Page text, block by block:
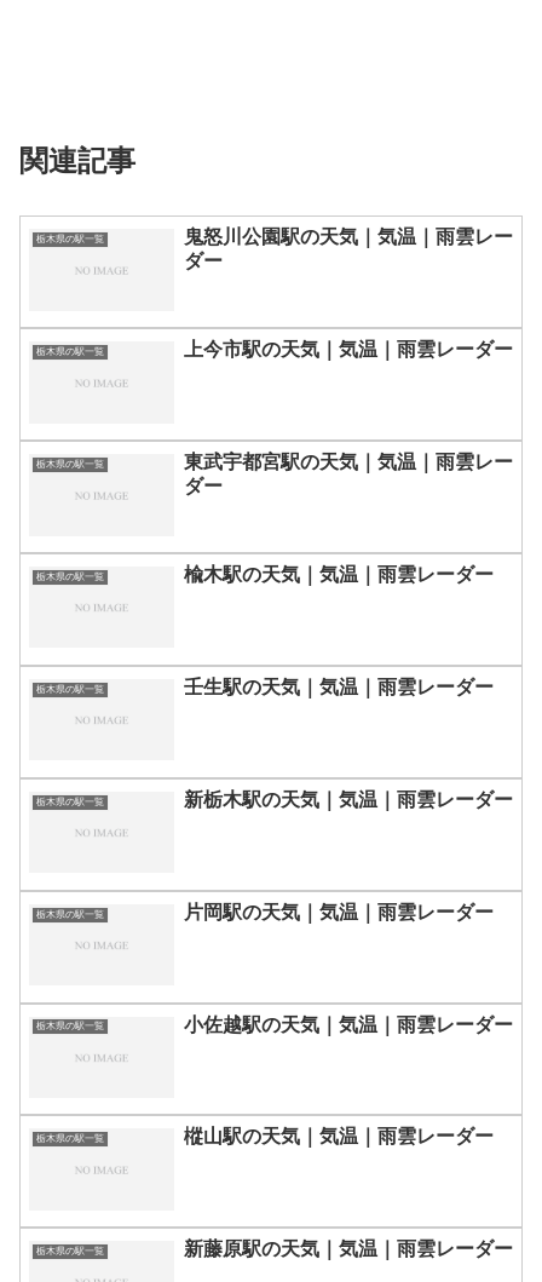
関連記事
栃木県の駅一覧
鬼怒川公園駅の天気｜気温｜雨雲レー
ダー
栃木県の駅一覧 上今市駅の天気｜気温｜雨雲レーダー
栃木県の駅一覧
東武宇都宮駅の天気｜気温｜雨雲レー
ダー
栃木県の駅一覧 楡木駅の天気｜気温｜雨雲レーダー
栃木県の駅一覧 壬生駅の天気｜気温｜雨雲レーダー
栃木県の駅一覧 新栃木駅の天気｜気温｜雨雲レーダー
栃木県の駅一覧 片岡駅の天気｜気温｜雨雲レーダー
栃木県の駅一覧 小佐越駅の天気｜気温｜雨雲レーダー
栃木県の駅一覧 樅山駅の天気｜気温｜雨雲レーダー
栃木県の駅一覧 新藤原駅の天気｜気温｜雨雲レーダー